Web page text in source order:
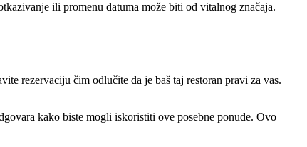
ili promenu datuma može biti od vitalnog značaja.
rezervaciju čim odlučite da je baš taj restoran pravi za vas.
kako biste mogli iskoristiti ove posebne ponude. Ovo